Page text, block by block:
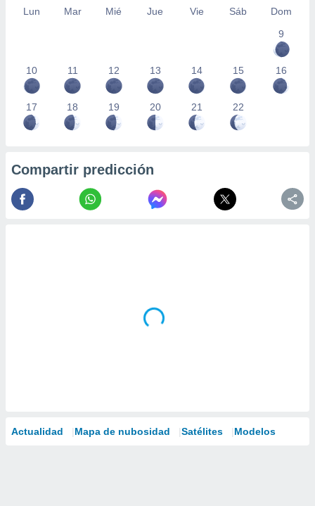
Lun Mar Mié Jue Vie Sáb
Dom
9
10 11 12 13 14 15 16
17 18 19 20 21 22
Compartir predicción
Actualidad Mapa de nubosidad Satélites Modelos